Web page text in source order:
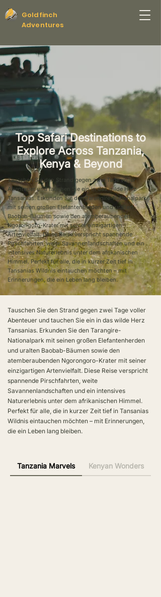
Goldfinch
Adventures
Top Safari Destinations to
Explore Across Tanzania,
Kenya & Beyond
Tauschen Sie den Strand gegen zwei Tage voller
Abenteuer und tauchen Sie ein in das wilde Herz
Tansanias. Erkunden Sie den Tarangire-Nationalpark
mit seinen großen Elefantenherden und uralten
Baobab-Bäumen sowie den atemberaubenden
Ngorongoro-Krater mit seiner einzigartigen
Artenvielfalt. Diese Reise verspricht spannende
Pirschfahrten, weite Savannenlandschaften und ein
intensives Naturerlebnis unter dem afrikanischen
Himmel. Perfekt für alle, die in kurzer Zeit tief in
Tansanias Wildnis eintauchen möchten – mit
Erinnerungen, die ein Leben lang bleiben.
Tauschen Sie den Strand gegen zwei Tage voller
Abenteuer und tauchen Sie ein in das wilde Herz
Tansanias. Erkunden Sie den Tarangire-
Nationalpark mit seinen großen Elefantenherden
und uralten Baobab-Bäumen sowie den
atemberaubenden Ngorongoro-Krater mit seiner
einzigartigen Artenvielfalt. Diese Reise verspricht
spannende Pirschfahrten, weite
Savannenlandschaften und ein intensives
Naturerlebnis unter dem afrikanischen Himmel.
Perfekt für alle, die in kurzer Zeit tief in Tansanias
Wildnis eintauchen möchten – mit Erinnerungen,
die ein Leben lang bleiben.
Tanzania Marvels Kenyan Wonders